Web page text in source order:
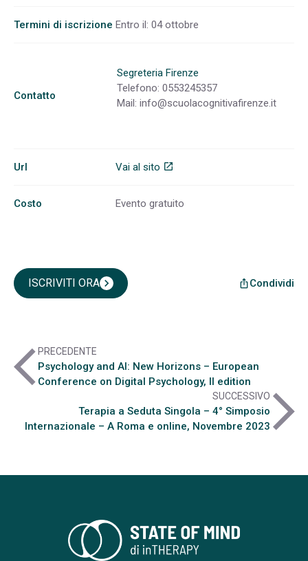
Termini di iscrizione Entro il: 04 ottobre
Contatto
Segreteria Firenze
Telefono: 0553245357
Mail: info@scuolacognitivafirenze.it
Url Vai al sito open_in_new
Costo Evento gratuito
ISCRIVITI ORAchevron_right ios_shareCondividi
arrow_back_iosPRECEDENTE
Psychology and AI: New Horizons – European
Conference on Digital Psychology, II edition
SUCCESSIVO
Terapia a Seduta Singola – 4° Simposio
Internazionale – A Roma e online, Novembre 2023arrow_forward_ios